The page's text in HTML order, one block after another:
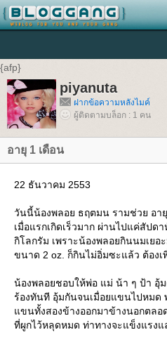
{afp}
piyanuta
ฝากข้อความหลังไมค์
ผู้ติดตามบล็อก : 1 คน
อายุ 1 เดือน
22 ธันวาคม 2553
วันนี้น้องพลอย ธฤตมน รามช่วย อา
เมื่อแรกเกิดเร็วมาก ผ่านไปแค่สัปด
กิโลกรัม เพราะน้องพลอยกินนมเย
ขนาด 2 oz. ก็กินไม่อิ่มซะแล้ว ต้องเ
น้องพลอยชอบให้พ่อ แม่ น้า ๆ ป้า อุ้
ร้องทันที อุ้มกันจนเมื่อยแขนไปหมด
แขนทั้งสองข้างออกมาข้างนอกตล
ที่ผูกไว้หลุดหมด ท่าทางจะแข็งแรงแ